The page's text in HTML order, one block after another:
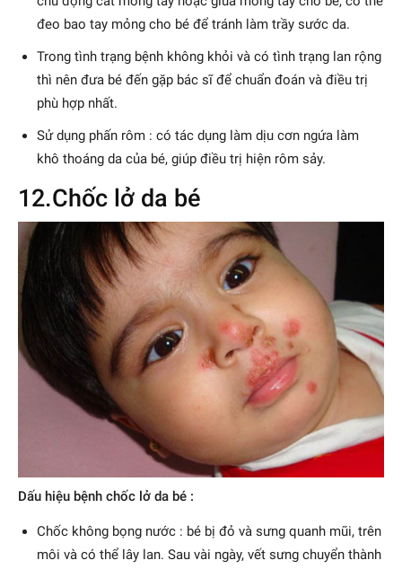
đeo bao tay mỏng cho bé để tránh làm trầy sước da.
Trong tình trạng bệnh không khỏi và có tình trạng lan rộng
thì nên đưa bé đến gặp bác sĩ để chuẩn đoán và điều trị
phù hợp nhất.
Sử dụng phấn rôm : có tác dụng làm dịu cơn ngứa làm
khô thoáng da của bé, giúp điều trị hiện rôm sảy.
12.Chốc lở da bé
Dấu hiệu bệnh chốc lở da bé :
Chốc không bọng nước : bé bị đỏ và sưng quanh mũi, trên
môi và có thể lây lan. Sau vài ngày, vết sưng chuyển thành